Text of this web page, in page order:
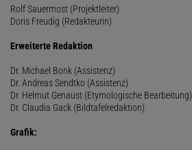
Rolf Sauermost (Projektleiter)
Doris Freudig (Redakteurin)
Erweiterte Redaktion
Dr. Michael Bonk (Assistenz)
Dr. Andreas Sendtko (Assistenz)
Dr. Helmut Genaust (Etymologische Bearbeitung)
Dr. Claudia Gack (Bildtafelredaktion)
Grafik: